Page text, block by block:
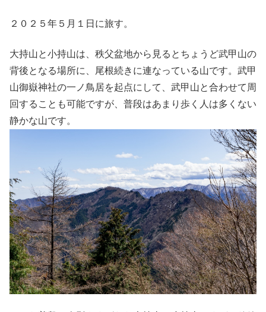
２０２５年５月１日に旅す。
大持山と小持山は、秩父盆地から見るとちょうど武甲山の
背後となる場所に、尾根続きに連なっている山です。武甲
山御嶽神社の一ノ鳥居を起点にして、武甲山と合わせて周
回することも可能ですが、普段はあまり歩く人は多くない
静かな山です。